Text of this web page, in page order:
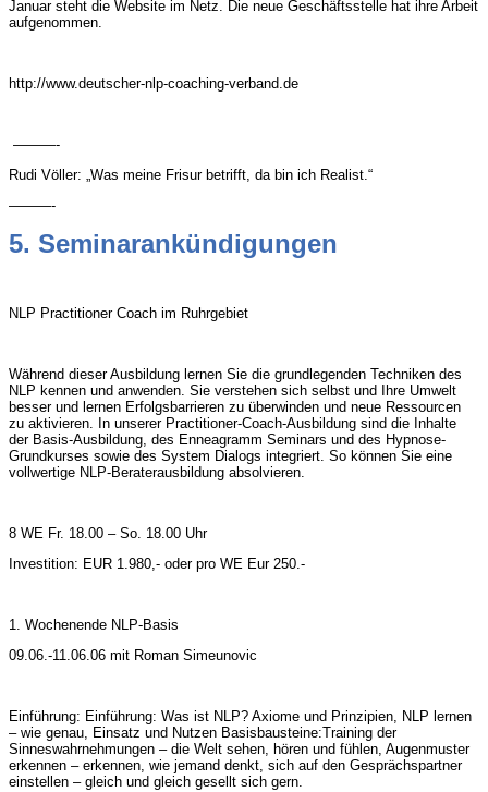
Januar steht die Website im Netz. Die neue Geschäftsstelle hat ihre Arbeit
aufgenommen.
http://www.deutscher-nlp-coaching-verband.de
———-
Rudi Völler: „Was meine Frisur betrifft, da bin ich Realist.“
———-
5. Seminarankündigungen
NLP Practitioner Coach im Ruhrgebiet
Während dieser Ausbildung lernen Sie die grundlegenden Techniken des
NLP kennen und anwenden. Sie verstehen sich selbst und Ihre Umwelt
besser und lernen Erfolgsbarrieren zu überwinden und neue Ressourcen
zu aktivieren. In unserer Practitioner-Coach-Ausbildung sind die Inhalte
der Basis-Ausbildung, des Enneagramm Seminars und des Hypnose-
Grundkurses sowie des System Dialogs integriert. So können Sie eine
vollwertige NLP-Beraterausbildung absolvieren.
8 WE Fr. 18.00 – So. 18.00 Uhr
Investition: EUR 1.980,- oder pro WE Eur 250.-
1. Wochenende NLP-Basis
09.06.-11.06.06 mit Roman Simeunovic
Einführung: Einführung: Was ist NLP? Axiome und Prinzipien, NLP lernen
– wie genau, Einsatz und Nutzen Basisbausteine:Training der
Sinneswahrnehmungen – die Welt sehen, hören und fühlen, Augenmuster
erkennen – erkennen, wie jemand denkt, sich auf den Gesprächspartner
einstellen – gleich und gleich gesellt sich gern.